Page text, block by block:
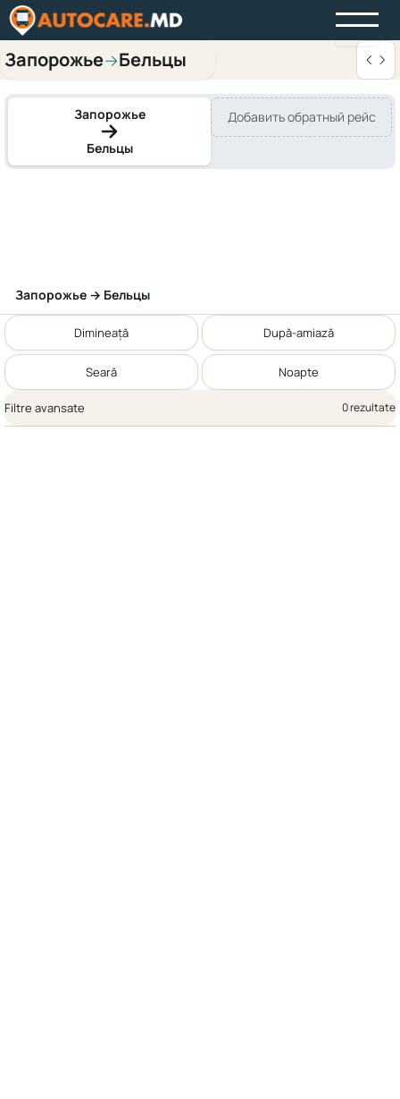
Запорожье→Бельцы
Запорожье
Бельцы
Добавить обратный рейс
Запорожье → Бельцы
Dimineață După-amiază
Seară Noapte
Filtre avansate 0 rezultate